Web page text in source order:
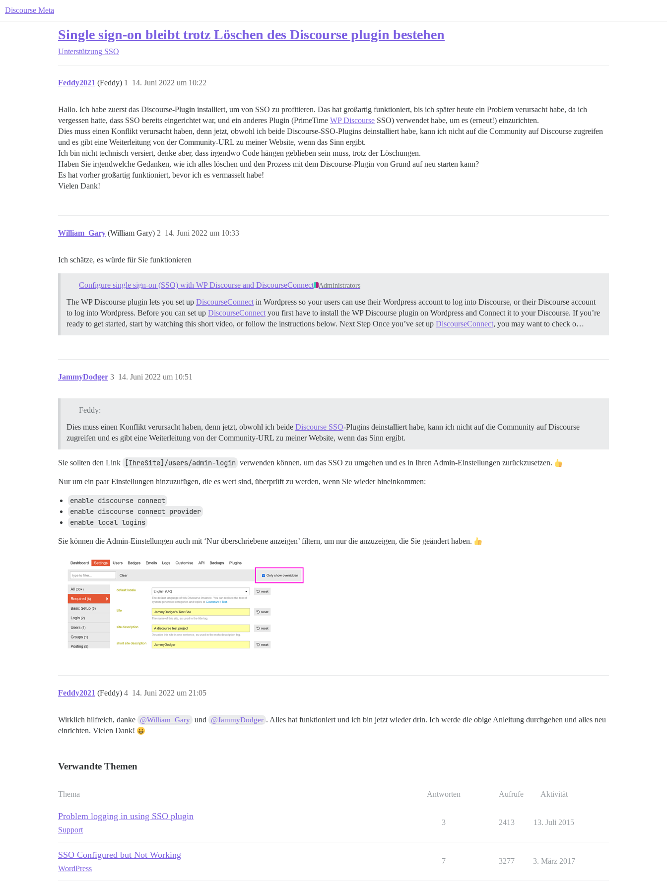
Discourse Meta
Single sign-on bleibt trotz Löschen des Discourse plugin bestehen
Unterstützung SSO
Feddy2021 (Feddy) 14. Juni 2022 um 10:22
1
Hallo. Ich habe zuerst das Discourse-Plugin installiert, um von SSO zu profitieren. Das hat großartig funktioniert, bis ich später heute ein Problem verursacht habe, da ich
vergessen hatte, dass SSO bereits eingerichtet war, und ein anderes Plugin (PrimeTime WP Discourse SSO) verwendet habe, um es (erneut!) einzurichten.
Dies muss einen Konflikt verursacht haben, denn jetzt, obwohl ich beide Discourse-SSO-Plugins deinstalliert habe, kann ich nicht auf die Community auf Discourse zugreifen
und es gibt eine Weiterleitung von der Community-URL zu meiner Website, wenn das Sinn ergibt.
Ich bin nicht technisch versiert, denke aber, dass irgendwo Code hängen geblieben sein muss, trotz der Löschungen.
Haben Sie irgendwelche Gedanken, wie ich alles löschen und den Prozess mit dem Discourse-Plugin von Grund auf neu starten kann?
Es hat vorher großartig funktioniert, bevor ich es vermasselt habe!
Vielen Dank!
William_Gary (William Gary) 14. Juni 2022 um 10:33
2
Ich schätze, es würde für Sie funktionieren
Configure single sign-on (SSO) with WP Discourse and DiscourseConnect Administrators
The WP Discourse plugin lets you set up DiscourseConnect in Wordpress so your users can use their Wordpress account to log into Discourse, or their Discourse account
to log into Wordpress. Before you can set up DiscourseConnect you first have to install the WP Discourse plugin on Wordpress and Connect it to your Discourse. If you’re
ready to get started, start by watching this short video, or follow the instructions below. Next Step Once you’ve set up DiscourseConnect, you may want to check o…
JammyDodger 14. Juni 2022 um 10:51
3
Feddy:
Dies muss einen Konflikt verursacht haben, denn jetzt, obwohl ich beide Discourse SSO-Plugins deinstalliert habe, kann ich nicht auf die Community auf Discourse
zugreifen und es gibt eine Weiterleitung von der Community-URL zu meiner Website, wenn das Sinn ergibt.
Sie sollten den Link [IhreSite]/users/admin-login verwenden können, um das SSO zu umgehen und es in Ihren Admin-Einstellungen zurückzusetzen.
Nur um ein paar Einstellungen hinzuzufügen, die es wert sind, überprüft zu werden, wenn Sie wieder hineinkommen:
enable discourse connect
enable discourse connect provider
enable local logins
Sie können die Admin-Einstellungen auch mit ‘Nur überschriebene anzeigen’ filtern, um nur die anzuzeigen, die Sie geändert haben.
Feddy2021 (Feddy) 14. Juni 2022 um 21:05
4
Wirklich hilfreich, danke @William_Gary und @JammyDodger . Alles hat funktioniert und ich bin jetzt wieder drin. Ich werde die obige Anleitung durchgehen und alles neu
einrichten. Vielen Dank!
Verwandte Themen
Thema Antworten Aufrufe Aktivität
Problem logging in using SSO plugin
Support
3 2413 13. Juli 2015
SSO Configured but Not Working
WordPress
7 3277 3. März 2017